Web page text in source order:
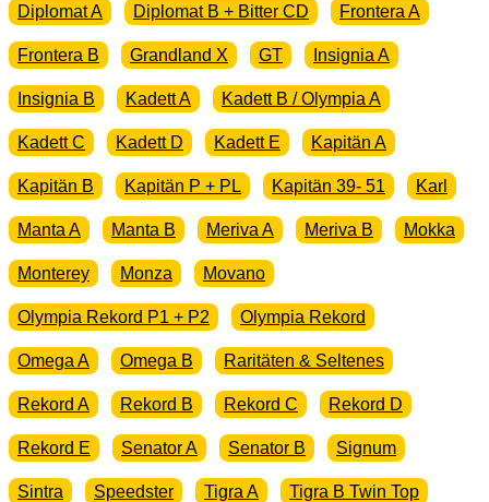
Diplomat A Diplomat B + Bitter CD Frontera A
Frontera B Grandland X GT Insignia A
Insignia B Kadett A Kadett B / Olympia A
Kadett C Kadett D Kadett E Kapitän A
Kapitän B Kapitän P + PL Kapitän 39- 51 Karl
Manta A Manta B Meriva A Meriva B Mokka
Monterey Monza Movano
Olympia Rekord P1 + P2 Olympia Rekord
Omega A Omega B Raritäten & Seltenes
Rekord A Rekord B Rekord C Rekord D
Rekord E Senator A Senator B Signum
Sintra Speedster Tigra A Tigra B Twin Top